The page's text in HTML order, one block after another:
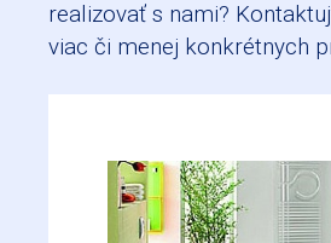
realizovať s nami?
viac či menej konkrétnych